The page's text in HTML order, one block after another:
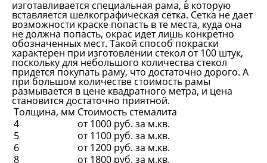
изготавливается специальная рама, в которую
вставляется шелкографическая сетка. Сетка не дает
возможности краске попасть в те места, куда она
не должна попасть, окрас идет лишь конкретно
обозначенных мест. Такой способ покраски
характерен при изготовлении стекол от 100 штук,
поскольку для небольшого количества стекол
придется покупать раму, что достаточно дорого. А
при большом количестве стоимость рамы
размывается в цене квадратного метра, и цена
становится достаточно приятной.
Толщина, мм Стоимость стемалита
4
от 1000 руб. за м.кв.
5
от 1100 руб. за м.кв.
6
от 1200 руб. за м.кв.
8
от 1800 руб. за м.кв.